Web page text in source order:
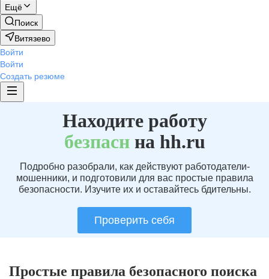
Ещё
Поиск
Витязево
Войти
Войти
Создать резюме
Находите работу
безпаснна hh.ru
Подробно разобрали, как действуют работодатели-
мошенники, и подготовили для вас простые правила
безопасности. Изучите их и оставайтесь бдительны.
Проверить себя
Простые правила безопасного поиска